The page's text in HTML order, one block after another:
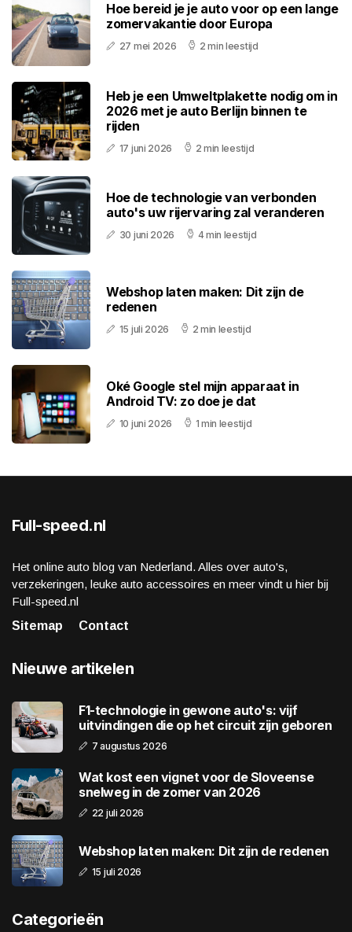
Hoe bereid je je auto voor op een lange
zomervakantie door Europa
27 mei 2026 2 min leestijd
Heb je een Umweltplakette nodig om in
2026 met je auto Berlijn binnen te
rijden
17 juni 2026 2 min leestijd
Hoe de technologie van verbonden
auto's uw rijervaring zal veranderen
30 juni 2026 4 min leestijd
Webshop laten maken: Dit zijn de
redenen
15 juli 2026 2 min leestijd
Oké Google stel mijn apparaat in
Android TV: zo doe je dat
10 juni 2026 1 min leestijd
Full-speed.nl
Het online auto blog van Nederland. Alles over auto's,
verzekeringen, leuke auto accessoires en meer vindt u hier bij
Full-speed.nl
Sitemap
Contact
Nieuwe artikelen
F1-technologie in gewone auto's: vijf
uitvindingen die op het circuit zijn geboren
7 augustus 2026
Wat kost een vignet voor de Sloveense
snelweg in de zomer van 2026
22 juli 2026
Webshop laten maken: Dit zijn de redenen
15 juli 2026
Categorieën